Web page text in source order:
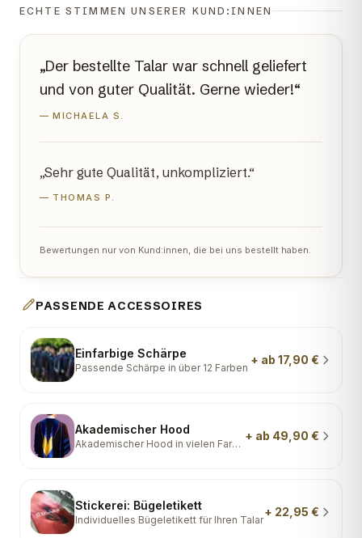
ECHTE STIMMEN UNSERER KUND:INNEN
„Der bestellte Talar war schnell geliefert
und von guter Qualität. Gerne wieder!“
— MICHAELA S.
„Sehr gute Qualität, unkompliziert.“
— THOMAS P.
Bewertungen nur von Kund:innen, die bei uns bestellt haben.
PASSENDE ACCESSOIRES
Einfarbige Schärpe
Passende Schärpe in über 12 Farben
+ ab 17,90 €
Akademischer Hood
Akademischer Hood in vielen Farben
+ ab 49,90 €
Stickerei: Bügeletikett
Individuelles Bügeletikett für Ihren Talar
+ 22,95 €